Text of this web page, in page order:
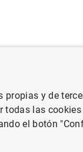
de prensa del
y de
todas las
el botón